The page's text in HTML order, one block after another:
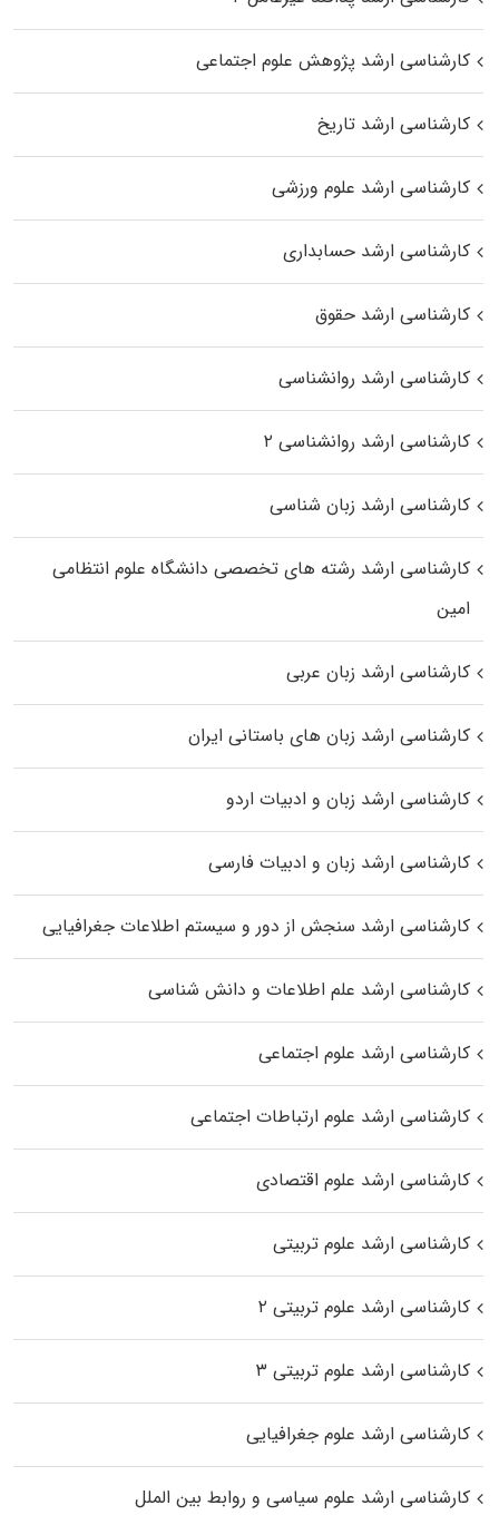
کارشناسی ارشد پژوهش علوم اجتماعی
کارشناسی ارشد تاریخ
کارشناسی ارشد علوم ورزشی
کارشناسی ارشد حسابداری
کارشناسی ارشد حقوق
کارشناسی ارشد روانشناسی
کارشناسی ارشد روانشناسی ۲
کارشناسی ارشد زبان شناسی
کارشناسی ارشد رﺷﺘﻪ ﻫﺎی تخصصی داﻧﺸﮕﺎه ﻋﻠﻮم انتظامی
اﻣﻴﻦ
کارشناسی ارشد زبان عربی
کارشناسی ارشد زبان‌ های باستانی ایران
کارشناسی ارشد زبان و ادبیات اردو
کارشناسی ارشد زبان و ادبیات فارسی
کارشناسی ارشد سنجش از دور و سیستم اطلاعات جغرافیایی
کارشناسی ارشد علم اطلاعات و دانش شناسی
کارشناسی ارشد علوم اجتماعی
کارشناسی ارشد علوم ارتباطات اجتماعی
کارشناسی ارشد علوم اقتصادی
کارشناسی ارشد علوم تربیتی
کارشناسی ارشد علوم تربیتی ۲
کارشناسی ارشد علوم تربیتی ۳
کارشناسی ارشد علوم جغرافیایی
کارشناسی ارشد علوم سیاسی و روابط بین الملل